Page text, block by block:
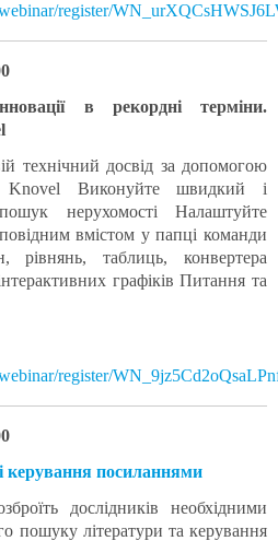
register/
в рекордні терміни.
технічний досвід за допомогою
Виконуйте швидкий і
нерухомості Налаштуйте
вмістом у папці команди
рівнянь, таблиць, конвертера
графіків Питання та
register/
керування посиланнями
дослідників необхідними
пошуку літератури та керування